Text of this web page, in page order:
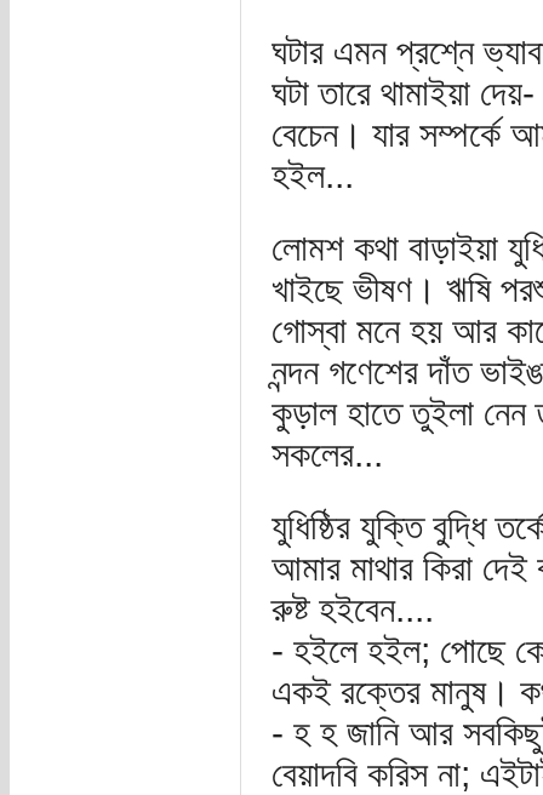
ঘটার এমন প্রশ্নে
ঘটা তারে থামাইয়া
বেচেন। যার সম্পর্কে
হইল...
লোমশ কথা বাড়াইয়া
খাইছে ভীষণ। ঋষি
গোস্বা মনে হয় আর
নন্দন গণেশের দাঁত
কুড়াল হাতে তুইলা নেন
সকলের...
যুধিষ্ঠির যুক্তি বুদ্ধি
আমার মাথার কিরা
রুষ্ট হইবেন....
- হইলে হইল; পোছে
একই রক্তের মানুষ।
- হ হ জানি আর
বেয়াদবি করিস না;